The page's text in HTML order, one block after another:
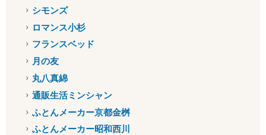
シモンズ
ロマンス小杉
フランスベッド
月の友
丸八真綿
通販生活ミンシャン
ふとんメーカー京都金桝
ふとんメーカー昭和西川